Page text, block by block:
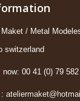
/ Metal
switzerland
now: 00 41 (0) 79